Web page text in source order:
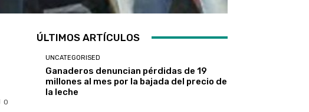
0
ÚLTIMOS ARTÍCULOS
UNCATEGORISED
Ganaderos denuncian pérdidas de 19
millones al mes por la bajada del precio de
la leche